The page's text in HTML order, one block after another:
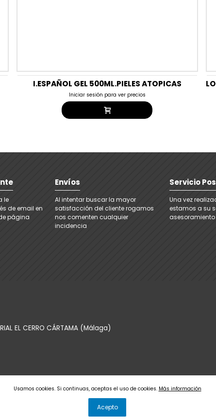
Usamos cookies. Si continuas, aceptas el uso de cookies. Más información
Acepto
I.ESPAÑOL GEL 500ML.PIELES ATOPICAS
Iniciar sesión para ver precios
le
de email en
página
Envíos
Al intentar buscar la mayor
satisfacción del cliente rogamos
nos comenten cualquier
incidencia
Servicio
Una vez
estamos a su
asesoramiento
EL CERRO CÁRTAMA (Málaga)